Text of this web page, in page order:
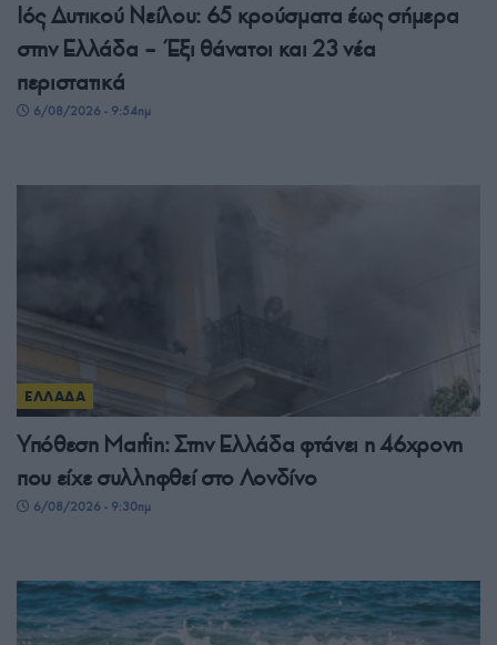
Ιός Δυτικού Νείλου: 65 κρούσματα έως σήμερα
στην Ελλάδα – Έξι θάνατοι και 23 νέα
περιστατικά
6/08/2026 - 9:54πμ
ΕΛΛΑΔΑ
Υπόθεση Μarfin: Στην Ελλάδα φτάνει η 46χρονη
που είχε συλληφθεί στο Λονδίνο
6/08/2026 - 9:30πμ